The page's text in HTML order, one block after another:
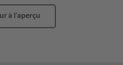
à l’aperçu